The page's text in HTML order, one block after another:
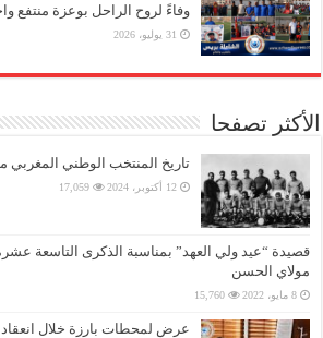
وفاءً لروح الراحل بوعزة منتفع
31 يوليو، 2026
الأكثر تصفحا
تاريخ المنتخب الوطني المغربي
12 أكتوبر، 2024 17,059
قصيدة “عيد ولي العهد” بمناسبة الذكرى التاسعة عشرة
مولاي الحسن
8 مايو، 2022 15,760
عرض لمحطات بارزة خلال انعقاد